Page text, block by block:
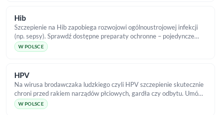
Hib
Szczepienie na Hib zapobiega rozwojowi ogólnoustrojowej infekcji
(np. sepsy). Sprawdź dostępne preparaty ochronne – pojedyncze
oraz 6w1 i 5w1.
W POLSCE
HPV
Na wirusa brodawczaka ludzkiego czyli HPV szczepienie skutecznie
chroni przed rakiem narządów płciowych, gardła czy odbytu. Umów
szczepienie w TropicalMed!
W POLSCE